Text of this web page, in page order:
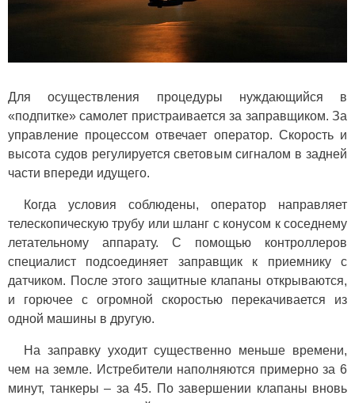
Для осуществления процедуры нуждающийся в
«подпитке» самолет пристраивается за заправщиком. За
управление процессом отвечает оператор. Скорость и
высота судов регулируется световым сигналом в задней
части впереди идущего.
Когда условия соблюдены, оператор направляет
телескопическую трубу или шланг с конусом к соседнему
летательному аппарату. С помощью контроллеров
специалист подсоединяет заправщик к приемнику с
датчиком. После этого защитные клапаны открываются,
и горючее с огромной скоростью перекачивается из
одной машины в другую.
На заправку уходит существенно меньше времени,
чем на земле. Истребители наполняются примерно за 6
минут, танкеры – за 45. По завершении клапаны вновь